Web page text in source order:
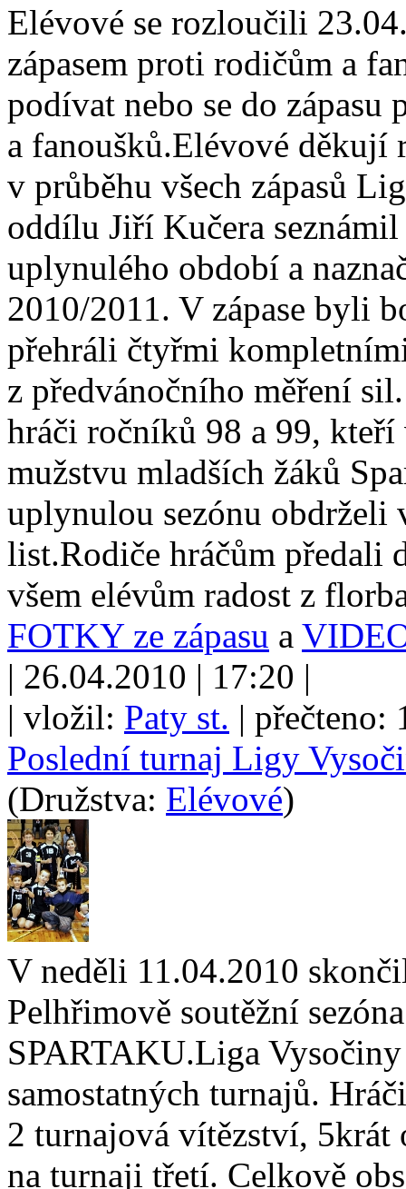
Elévové se rozloučili
zápasem proti rodičům a
podívat nebo se do
a fanoušků.Elévové děkují
v průběhu všech zápasů
oddílu Jiří Kučera
uplynulého období a
2010/2011. V zápase byli
přehráli čtyřmi
z předvánočního měření
hráči ročníků 98 a 99,
mužstvu mladších žáků
uplynulou sezónu
list.Rodiče hráčům předali
všem elévům radost z
FOTKY ze zápasu a
| 26.04.2010 | 17:20 |
| vložil: Paty st. | přečteno:
Poslední turnaj Ligy
(Družstva: Elévové)
V neděli 11.04.2010
Pelhřimově soutěžní
SPARTAKU.Liga
samostatných turnajů.
2 turnajová vítězství,
na turnaji třetí. Celkově